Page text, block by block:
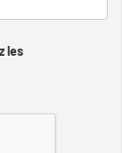
les